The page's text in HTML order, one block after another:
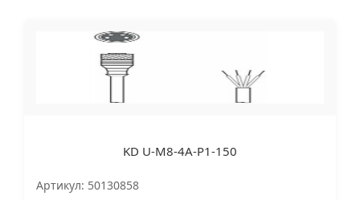
KD U-M8-4A-P1-150
Артикул: 50130858